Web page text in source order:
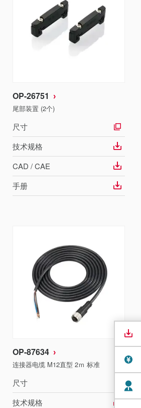
OP-26751
尾部装置 (2个)
尺寸
技术规格
CAD / CAE
手册
OP-87634
连接器电缆 M12直型 2ｍ 标准
尺寸
技术规格